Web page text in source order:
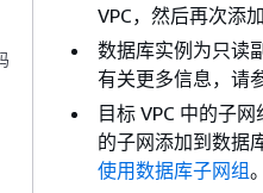
VPC，然后再次添
数据库实例为只读
有关更多信息，请
目标 VPC 中的子
的子网添加到数据
使用数据库子网组。